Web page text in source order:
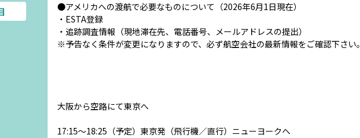
●アメリカへの渡航で必要なものについて（2026年6月1日現在）
・ESTA登録
・追跡調査情報（現地滞在先、電話番号、メールアドレスの提出）
※予告なく条件が変更になりますので、必ず航空会社の最新情報をご確認下さい。
大阪から空路にて東京へ
17:15～18:25（予定）東京発（飛行機／直行）ニューヨークへ